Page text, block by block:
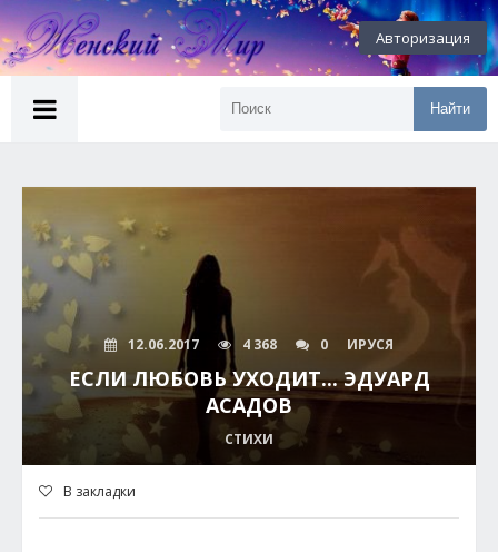
Авторизация
Найти
12.06.2017 4 368 0 ИРУСЯ
ЕСЛИ ЛЮБОВЬ УХОДИТ... ЭДУАРД
АСАДОВ
СТИХИ
В закладки